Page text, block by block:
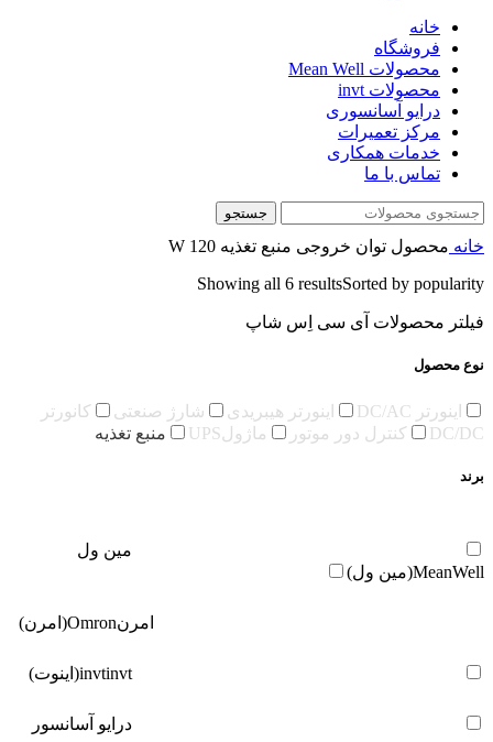
خانه
فروشگاه
محصولات Mean Well
محصولات invt
درایو آسانسوری
مرکز تعمیرات
خدمات همکاری
تماس با ما
جستجو
خانه محصول توان خروجی منبع تغذیه 120 W
Showing all 6 resultsSorted by popularity
فیلتر محصولات آی سی اِس شاپ
نوع محصول
اینورتر DC/AC اینورتر هیبریدی شارژ صنعتی
کانورتر
DC/DC
کنترل دور موتور ماژولUPS منبع تغذیه
برند
مین ول
MeanWell(مین ول)
امرنOmron(امرن)
invtinvt(اینوت)
درایو آسانسور